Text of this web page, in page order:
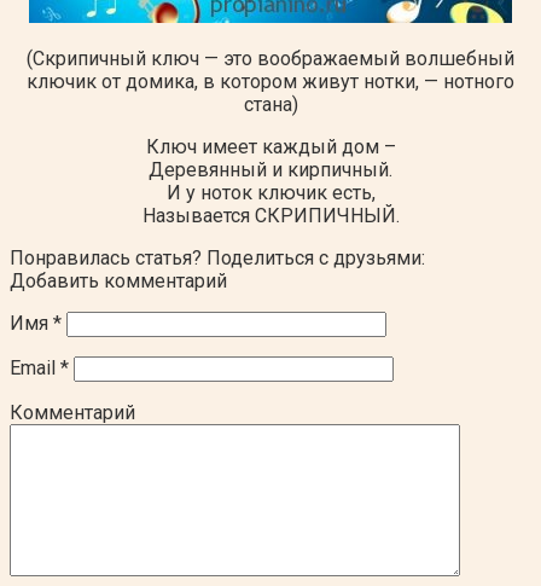
(Скрипичный ключ — это воображаемый волшебный
ключик от домика, в котором живут нотки, — нотного
стана)
Ключ имеет каждый дом –
Деревянный и кирпичный.
И у ноток ключик есть,
Называется СКРИПИЧНЫЙ.
Понравилась статья? Поделиться с друзьями:
Добавить комментарий
Имя *
Email *
Комментарий